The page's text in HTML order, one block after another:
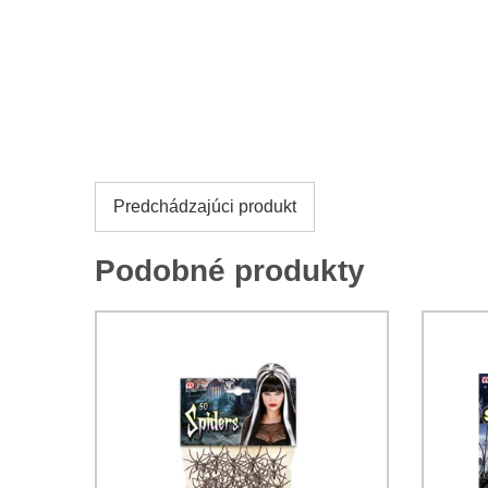
Predchádzajúci produkt
Podobné produkty